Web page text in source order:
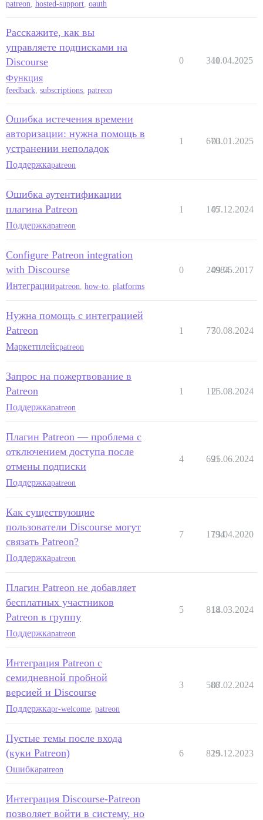
patreon, hosted-support, oauth
Расскажите, как вы
управляете подписками на
Discourse
Функция
feedback, subscriptions, patreon
0 340
11.04.2025
Ошибка истечения времени
авторизации: нужна помощь в
устранении неполадок
Поддержкаpatreon
1 670
03.01.2025
Ошибка аутентификации
плагина Patreon
Поддержкаpatreon
1 145
07.12.2024
Configure Patreon integration
with Discourse
Интеграцииpatreon how-to platforms
0 24984
09.05.2017
Нужна помощь с интеграцией
Patreon
Маркетплейсpatreon
1 7730.08.2024
Запрос на пожертвование в
Patreon
Поддержкаpatreon
1 111
25.08.2024
Плагин Patreon — проблема с
отключением доступа после
отмены подписки
Поддержкаpatreon
4 691
25.06.2024
Как существующие
пользователи Discourse могут
связать Patreon?
Поддержкаpatreon
7 1794
13.04.2020
Плагин Patreon не добавляет
бесплатных участников
Patreon в группу
Поддержкаpatreon
5 818
14.03.2024
Интеграция Patreon с
семидневной пробной
версией и Discourse
Поддержкаpr-welcome patreon
3 588
07.02.2024
Пустые темы после входа
(куки Patreon)
Ошибкаpatreon
6 829
15.12.2023
Интеграция Discourse-Patreon
позволяет войти в систему, но